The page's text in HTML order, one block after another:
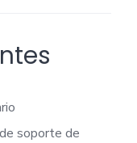
soporte de